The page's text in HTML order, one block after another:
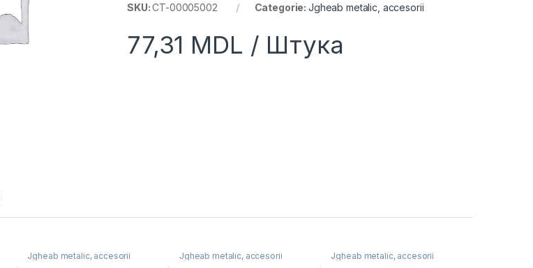
SKU:CT-00005002 Categorie: Jgheab metalic, accesorii
77,31 MDL / Штука
Jgheab metalic, accesorii Jgheab metalic, accesorii Jgheab metalic, accesorii